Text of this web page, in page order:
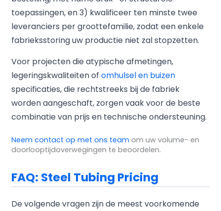
toepassingen, en 3) kwalificeer ten minste twee
leveranciers per groottefamilie, zodat een enkele
fabrieksstoring uw productie niet zal stopzetten.
Voor projecten die atypische afmetingen,
legeringskwaliteiten of omhulsel en buizen
specificaties, die rechtstreeks bij de fabriek
worden aangeschaft, zorgen vaak voor de beste
combinatie van prijs en technische ondersteuning.
Neem contact op met ons team om uw volume- en
doorlooptijdoverwegingen te beoordelen.
FAQ: Steel Tubing Pricing
De volgende vragen zijn de meest voorkomende